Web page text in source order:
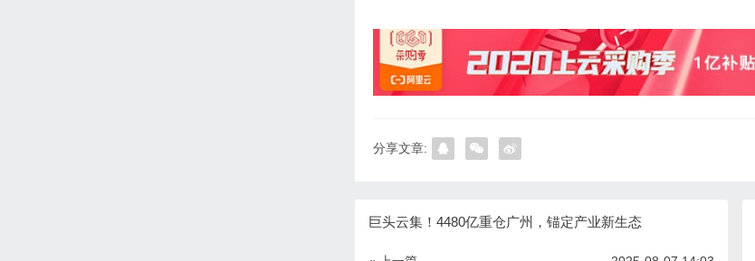
分享文章:
巨头云集！4480亿重仓广州，锚定产业新生态